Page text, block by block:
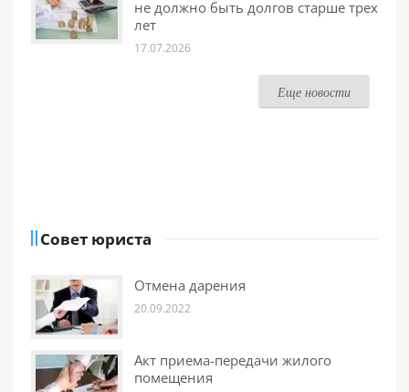
не должно быть долгов старше трех
лет
17.07.2026
Еще новости
Совет юриста
Отмена дарения
20.09.2022
Акт приема-передачи жилого
помещения